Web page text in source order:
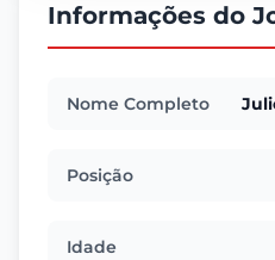
Informações do
Nome Completo
Posição
Idade